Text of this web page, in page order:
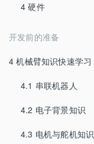
4 硬件
开发前的准备
4 机械臂知识快速学习
4.1 串联机器人
4.2 电子背景知识
4.3 电机与舵机知识